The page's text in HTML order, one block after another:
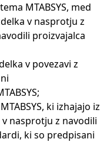
MTABSYS, med
v nasprotju z
proizvajalca
v povezavi z
ki izhajajo iz
nasprotju z navodili
ki so predpisani